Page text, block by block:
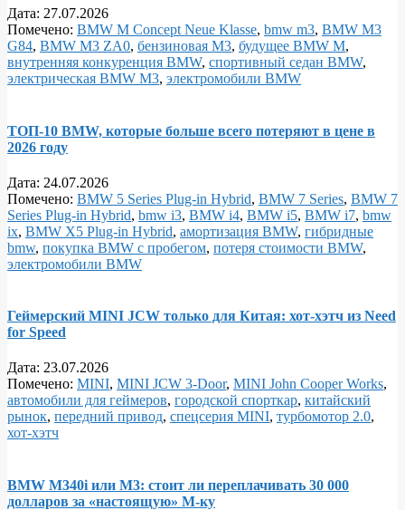
Дата: 27.07.2026
Помечено: BMW M Concept Neue Klasse, bmw m3, BMW M3
G84, BMW M3 ZA0, бензиновая M3, будущее BMW M,
внутренняя конкуренция BMW, спортивный седан BMW,
электрическая BMW M3, электромобили BMW
ТОП‑10 BMW, которые больше всего потеряют в цене в
2026 году
Дата: 24.07.2026
Помечено: BMW 5 Series Plug‑in Hybrid, BMW 7 Series, BMW 7
Series Plug‑in Hybrid, bmw i3, BMW i4, BMW i5, BMW i7, bmw
ix, BMW X5 Plug‑in Hybrid, амортизация BMW, гибридные
bmw, покупка BMW с пробегом, потеря стоимости BMW,
электромобили BMW
Геймерский MINI JCW только для Китая: хот‑хэтч из Need
for Speed
Дата: 23.07.2026
Помечено: MINI, MINI JCW 3‑Door, MINI John Cooper Works,
автомобили для геймеров, городской спорткар, китайский
рынок, передний привод, спецсерия MINI, турбомотор 2.0,
хот‑хэтч
BMW M340i или M3: стоит ли переплачивать 30 000
долларов за «настоящую» M‑ку